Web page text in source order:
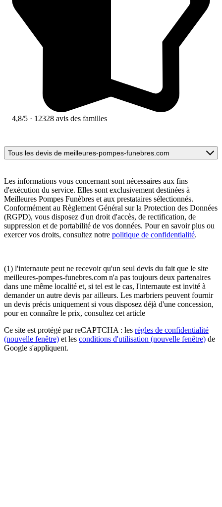
4,8/5 · 12328 avis des familles
Tous les devis de meilleures-pompes-funebres.com
Les informations vous concernant sont nécessaires aux fins
d'exécution du service. Elles sont exclusivement destinées à
Meilleures Pompes Funèbres et aux prestataires sélectionnés.
Conformément au Règlement Général sur la Protection des Données
(RGPD), vous disposez d'un droit d'accès, de rectification, de
suppression et de portabilité de vos données. Pour en savoir plus ou
exercer vos droits, consultez notre politique de confidentialité.
(1) l'internaute peut ne recevoir qu'un seul devis du fait que le site
meilleures-pompes-funebres.com n'a pas toujours deux partenaires
dans une même localité et, si tel est le cas, l'internaute est invité à
demander un autre devis par ailleurs. Les marbriers peuvent fournir
un devis précis uniquement si vous disposez déjà d'une concession,
pour en connaître le prix, consultez cet article
Ce site est protégé par reCAPTCHA : les règles de confidentialité
(nouvelle fenêtre) et les conditions d'utilisation (nouvelle fenêtre) de
Google s'appliquent.